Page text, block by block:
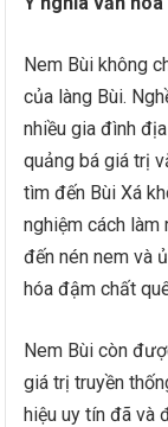
Nem Bùi không
của làng Bùi.
nhiều gia đình
quảng bá giá trị
tìm đến Bùi Xá
nghiệm cách làm
đến nén nem và
hóa đậm chất
Nem Bùi còn
giá trị truyền
hiệu uy tín đã và